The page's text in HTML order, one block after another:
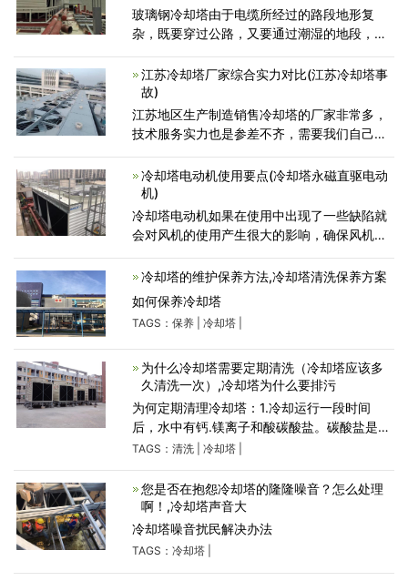
玻璃钢冷却塔由于电缆所经过的路段地形复
杂，既要穿过公路，又要通过潮湿的地段，同
腐蚀能力和防水性能都要求非常严格。玻璃钢
电缆保护管具有强度高、
江苏冷却塔厂家综合实力对比(江苏冷却塔事
故)
江苏地区生产制造销售冷却塔的厂家非常多，
技术服务实力也是参差不齐，需要我们自己根
定。每个厂家的技术设计研发都是大不一样，
下面给大家介绍一些
冷却塔电动机使用要点(冷却塔永磁直驱电动
机)
冷却塔电动机如果在使用中出现了一些缺陷就
会对风机的使用产生很大的影响，确保风机电
求。虽然风机的保养并不能从根本上完全杜绝
风机故障的出现
冷却塔的维护保养方法,冷却塔清洗保养方案
如何保养冷却塔
TAGS： 保养| 冷却塔|
为什么冷却塔需要定期清洗（冷却塔应该多
久清洗一次）,冷却塔为什么要排污
为何定期清理冷却塔：1.冷却运行一段时间
后，水中有钙.镁离子和酸碳酸盐。碳酸盐是通
过传热金属表面产生的。2.冷却水中的溶解氧
塔的传热效果.无效
TAGS： 清洗| 冷却塔|
您是否在抱怨冷却塔的隆隆噪音？怎么处理
啊！,冷却塔声音大
冷却塔噪音扰民解决办法
TAGS： 冷却塔|